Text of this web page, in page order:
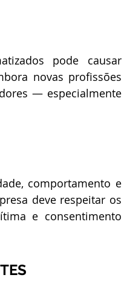
pode causar
novas profissões
— especialmente
comportamento e
deve respeitar os
e consentimento